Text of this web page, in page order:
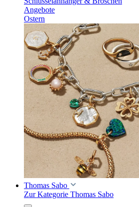
Angebote
Ostern
Thomas Sabo
Zur Kategorie Thomas Sabo